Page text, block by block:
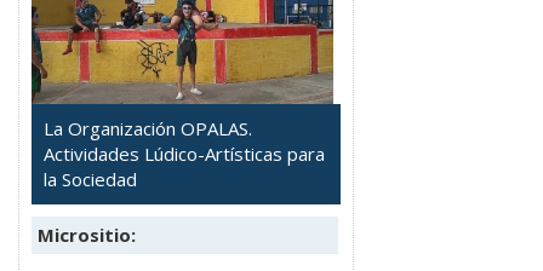
La Organización OPALAS.
Actividades Lúdico-Artísticas para
la Sociedad
Micrositio: